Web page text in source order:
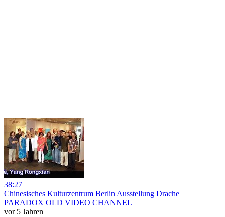
38:27
Chinesisches Kulturzentrum Berlin Ausstellung Drache
PARADOX OLD VIDEO CHANNEL
vor 5 Jahren